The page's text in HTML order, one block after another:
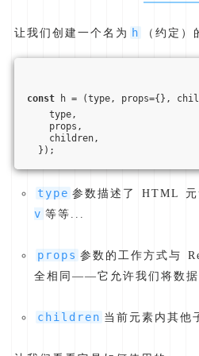
让我们创建一个名为 h （约定）
const h = (type, props={},
type,
props,
children,
});
type 参数描述了 HTML 元
v 等等...
props 参数的工作方式与
全相同——它允许我们将数据
children 当前元素内其他